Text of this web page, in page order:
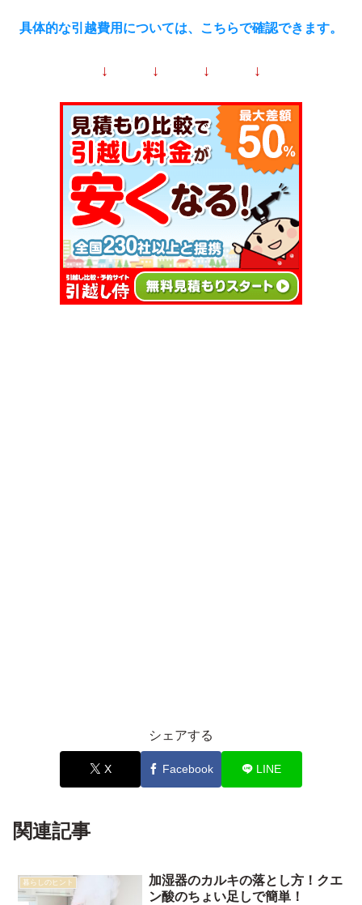
具体的な引越費用については、こちらで確認できます。
↓ ↓ ↓ ↓
シェアする
X Facebook LINE
関連記事
暮らしのヒント
加湿器のカルキの落とし方！クエ
ン酸のちょい足しで簡単！